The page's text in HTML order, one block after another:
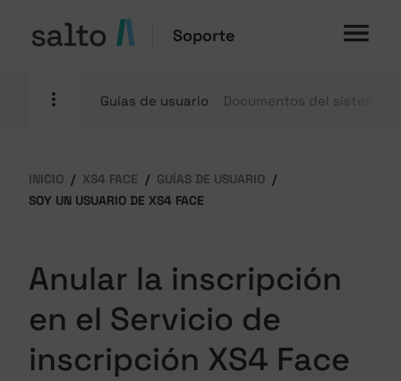
Soporte
Guías de usuario Documentos del sistema
INICIO XS4 FACE
GUÍAS DE USUARIO
SOY UN USUARIO DE XS4 FACE
Anular la inscripción
en el Servicio de
inscripción XS4 Face